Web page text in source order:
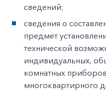
сведений;
сведения о
предмет
технической
индивидуальных,
комнатных
многоквартирного